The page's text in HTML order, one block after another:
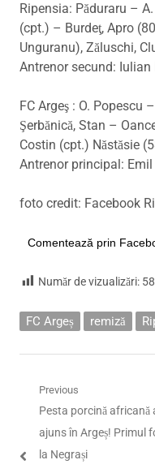
Ripensia: Păduraru –
(cpt.) – Burdeţ, Apro
Unguranu), Zăluschi,
Antrenor secund:
FC Argeş : O. Popescu
Şerbănică, Stan –
Costin (cpt.) Năstăsie
Antrenor principal: Emil
foto credit: Facebook
Comentează prin
Număr de vizualizări:
FC Argeș remiză
Navigare
articole
Previous
Previous
post:
Pesta porcină africană
ajuns în Argeș! Primul
la Negrași